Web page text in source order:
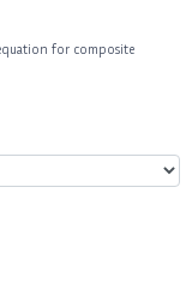
for composite